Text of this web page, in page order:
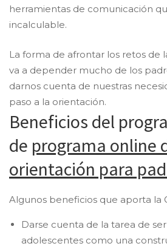
herramientas de comunicación
incalculable.
La forma de afrontar los retos de
va a depender mucho de los
darnos cuenta de nuestras
paso a la orientación.
Beneficios del
de programa online
orientación para
Algunos beneficios que aporta la
Darse cuenta de la tarea de
adolescentes como una